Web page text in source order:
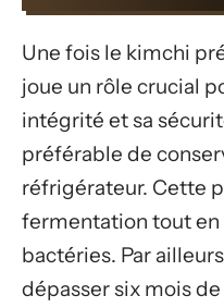
Une fois le kimchi
joue un rôle crucial
intégrité et sa
préférable de
réfrigérateur. Cette
fermentation tout en
bactéries. Par
dépasser six mois